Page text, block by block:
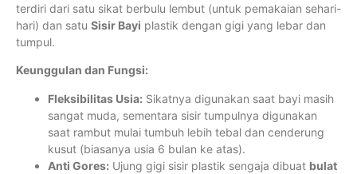
terdiri dari satu sikat berbulu lembut (untuk pemakaian sehari-
hari) dan satu Sisir Bayi plastik dengan gigi yang lebar dan
tumpul.
Keunggulan dan Fungsi:
Fleksibilitas Usia: Sikatnya digunakan saat bayi masih
sangat muda, sementara sisir tumpulnya digunakan
saat rambut mulai tumbuh lebih tebal dan cenderung
kusut (biasanya usia 6 bulan ke atas).
Anti Gores: Ujung gigi sisir plastik sengaja dibuat bulat